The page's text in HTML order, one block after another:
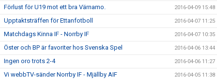
Förlust för U19 mot ett bra Värnamo. 2016-04-09 15:48
Upptaktsträffen för Ettanfotboll 2016-04-07 11:25
Matchdags Kinna IF - Norrby IF 2016-04-07 10:35
Öster och BP är favoriter hos Svenska Spel 2016-04-06 13:44
Ingen oro trots 2-4 2016-04-06 11:27
Vi webbTV-sänder Norrby IF - Mjällby AIF 2016-04-05 11:38